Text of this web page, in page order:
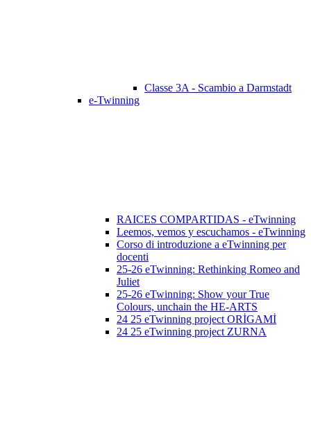
Classe 3A - Scambio a Darmstadt
e-Twinning
RAICES COMPARTIDAS - eTwinning
Leemos, vemos y escuchamos - eTwinning
Corso di introduzione a eTwinning per
docenti
25-26 eTwinning: Rethinking Romeo and
Juliet
25-26 eTwinning: Show your True
Colours, unchain the HE-ARTS
24 25 eTwinning project ORİGAMİ
24 25 eTwinning project ZURNA